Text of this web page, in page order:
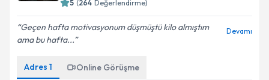
5 (264 Değerlendirme)
Geçen hafta motivasyonum düşmüştü kilo almıştım
ama bu hafta...
Devamı
Adres 1 Online Görüşme